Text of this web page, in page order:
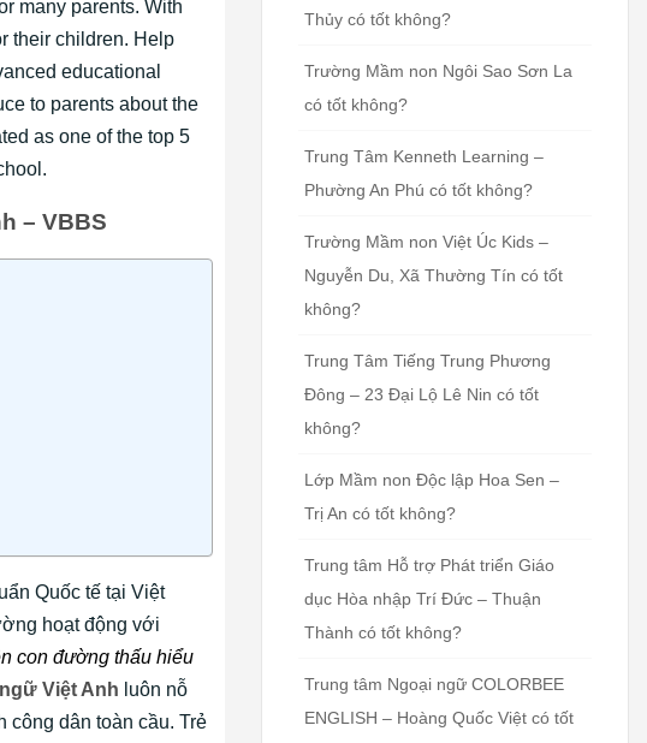
many parents. With
their children. Help
educational
to parents about the
as one of the top 5
– VBBS
Quốc tế tại Việt
hoạt động với
con đường thấu hiểu
Việt Anh luôn nỗ
công dân toàn cầu. Trẻ
Thủy có tốt không?
Trường Mầm non Ngôi Sao Sơn La
có tốt không?
Trung Tâm Kenneth Learning –
Phường An Phú có tốt không?
Trường Mầm non Việt Úc Kids –
Nguyễn Du, Xã Thường Tín có tốt
không?
Trung Tâm Tiếng Trung Phương
Đông – 23 Đại Lộ Lê Nin có tốt
không?
Lớp Mầm non Độc lập Hoa Sen –
Trị An có tốt không?
Trung tâm Hỗ trợ Phát triển Giáo
dục Hòa nhập Trí Đức – Thuận
Thành có tốt không?
Trung tâm Ngoại ngữ COLORBEE
ENGLISH – Hoàng Quốc Việt có tốt